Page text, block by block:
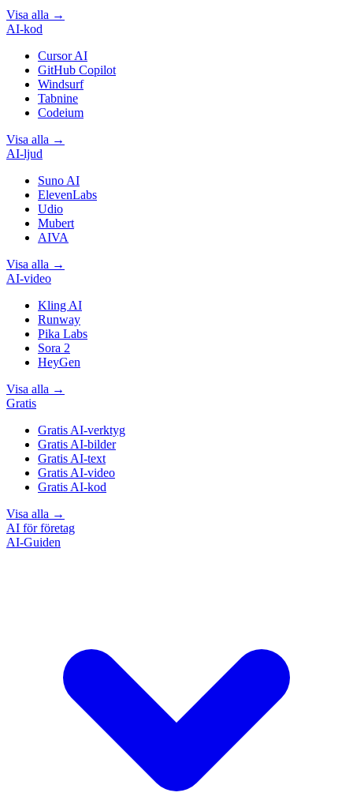
Visa alla →
AI-kod
Cursor AI
GitHub Copilot
Windsurf
Tabnine
Codeium
Visa alla →
AI-ljud
Suno AI
ElevenLabs
Udio
Mubert
AIVA
Visa alla →
AI-video
Kling AI
Runway
Pika Labs
Sora 2
HeyGen
Visa alla →
Gratis
Gratis AI-verktyg
Gratis AI-bilder
Gratis AI-text
Gratis AI-video
Gratis AI-kod
Visa alla →
AI för företag
AI-Guiden